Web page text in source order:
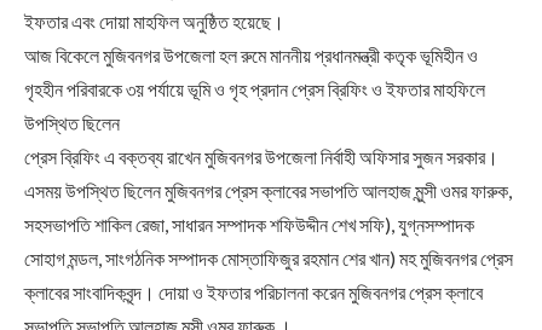
ইফতার এবং দোয়া মাহফিল অনুষ্ঠিত হয়েছে।
আজ বিকেলে মুজিবনগর উপজেলা হল রুমে মাননীয় প্রধানমন্ত্রী কতৃক ভূমিহীন ও
গৃহহীন পরিবারকে ৩য় পর্যায়ে ভূমি ও গৃহ প্রদান প্রেস ব্রিফিং ও ইফতার মাহফিলে
উপস্থিত ছিলেন
প্রেস ব্রিফিং এ বক্তব্য রাখেন মুজিবনগর উপজেলা নির্বাহী অফিসার সুজন সরকার।
এসময় উপস্থিত ছিলেন মুজিবনগর প্রেস ক্লাবের সভাপতি আলহাজ মুন্সী ওমর ফারুক,
সহসভাপতি শাকিল রেজা, সাধারন সম্পাদক শফিউদ্দীন শেখ সফি), যুগ্নসম্পাদক
সোহাগ মন্ডল, সাংগঠনিক সম্পাদক মোস্তাফিজুর রহমান শের খান) মহ মুজিবনগর প্রেস
ক্লাবের সাংবাদিকবৃন্দ। দোয়া ও ইফতার পরিচালনা করেন মুজিবনগর প্রেস ক্লাবে
সভাপতি সভাপতি আলহাজ মুন্সী ওমর ফারুক ।